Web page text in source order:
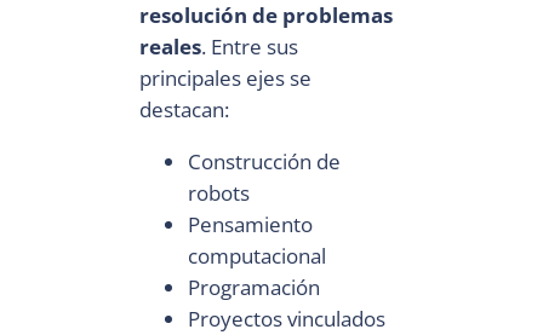
resolución de problemas
reales. Entre sus
principales ejes se
destacan:
Construcción de
robots
Pensamiento
computacional
Programación
Proyectos vinculados